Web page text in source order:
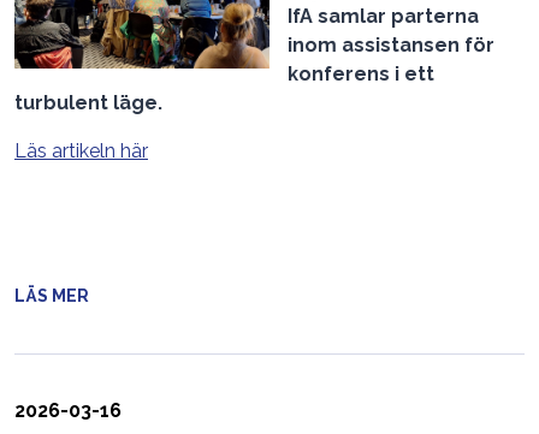
IfA samlar parterna
inom assistansen för
konferens i ett
turbulent läge.
Läs artikeln här
LÄS MER
2026-03-16